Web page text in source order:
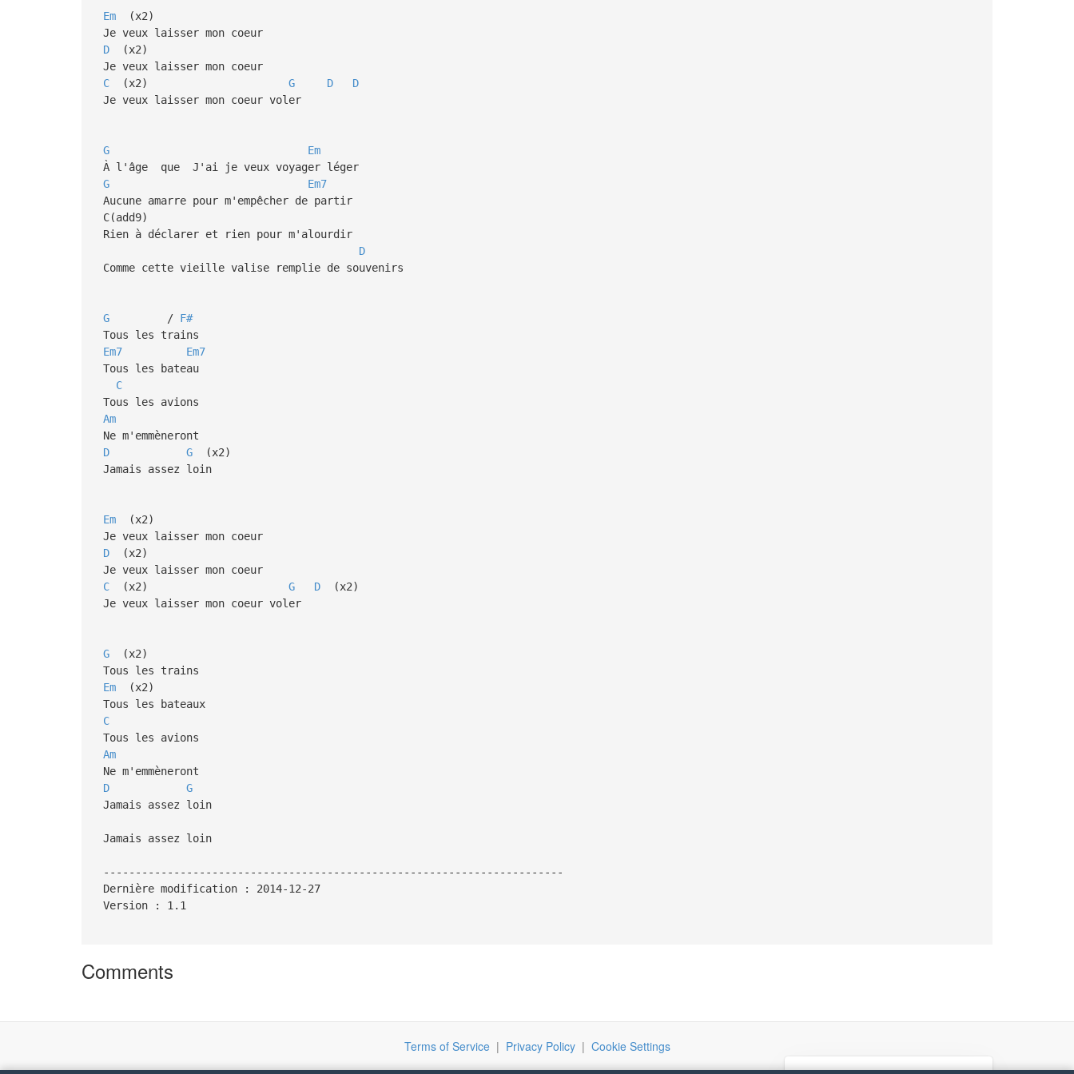
Em(x2)
Je veux laisser mon coeur
D(x2)
Je veux laisser mon coeur
C(x2) G D
D
Je veux laisser mon coeur voler
G
Em
À l'âge que J'ai je veux voyager léger
G
Em7
Aucune amarre pour m'empêcher de partir
C(add9)
Rien à déclarer et rien pour m'alourdir
D
Comme cette vieille valise remplie de souvenirs
G/ F#
Tous les trains
Em7
Em7
Tous les bateau
C
Tous les avions
Am
Ne m'emmèneront
D
G(x2)
Jamais assez loin
Em(x2)
Je veux laisser mon coeur
D(x2)
Je veux laisser mon coeur
C(x2) G D(x2)
Je veux laisser mon coeur voler
G(x2)
Tous les trains
Em(x2)
Tous les bateaux
C
Tous les avions
Am
Ne m'emmèneront
D
G
Jamais assez loin
Jamais assez loin
------------------------------------------------------------------------
Dernière modification : 2014-12-27
Version : 1.1
Comments
Terms of Service| Privacy Policy| Cookie Settings